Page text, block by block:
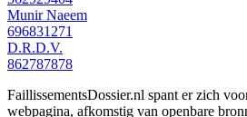
Munir Naeem
696831271
D.R.D.V.
862787878
FaillissementsDossier.nl spant er zich
webpagina, afkomstig van openbare